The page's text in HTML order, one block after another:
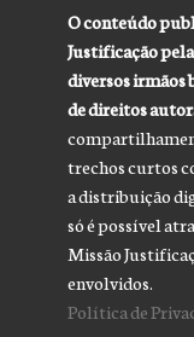
O conteúdo
Justificação
diversos irmãos
de direitos
trechos curtos
a distribuição
só é possível
Missão
envolvidos.
Política de